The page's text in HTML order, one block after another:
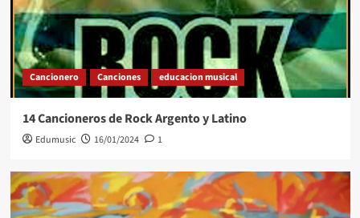
Cancionero Canciones educacion musical
14 Cancioneros de Rock Argento y Latino
Edumusic 16/01/2024 1